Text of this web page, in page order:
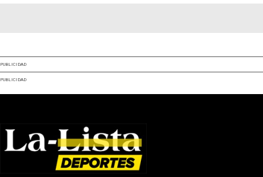
PUBLICIDAD
PUBLICIDAD